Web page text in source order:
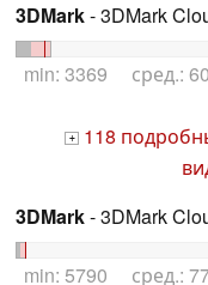
3DMark- 3DMark
min: 3369 сред.:
+ 118
3DMark- 3DMark
min: 5790 сред.: